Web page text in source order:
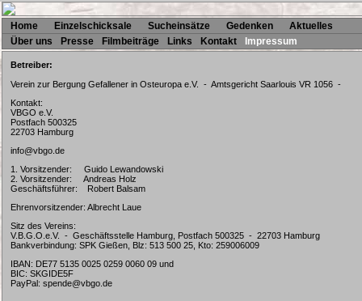
Home Einzelschicksale Sucheinsätze Gedenken
Aktuelles
Über uns
Presse Filmbeiträge Links Kontakt Impressum
Betreiber:
Verein zur Bergung Gefallener in Osteuropa e.V. - Amtsgericht Saarlouis VR 1056 -
Kontakt:
VBGO e.V.
Postfach 500325
22703 Hamburg
info@vbgo.de
1. Vorsitzender: Guido Lewandowski
2. Vorsitzender: Andreas Holz
Geschäftsführer: Robert Balsam
Ehrenvorsitzender: Albrecht Laue
Sitz des Vereins:
V.B.G.O.e.V. - Geschäftsstelle Hamburg, Postfach 500325 - 22703 Hamburg
Bankverbindung: SPK Gießen, Blz: 513 500 25, Kto: 259006009
IBAN: DE77 5135 0025 0259 0060 09 und
BIC: SKGIDE5F
PayPal: spende@vbgo.de